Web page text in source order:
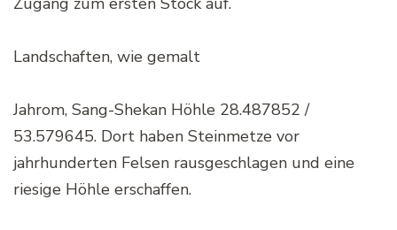
Landschaften, wie gemalt
Jahrom, Sang-Shekan Höhle 28.487852 /
53.579645. Dort haben Steinmetze vor
jahrhunderten Felsen rausgeschlagen und eine
riesige Höhle erschaffen.